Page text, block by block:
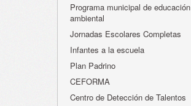
Programa municipal de educación
ambiental
Jornadas Escolares Completas
Infantes a la escuela
Plan Padrino
CEFORMA
Centro de Detección de Talentos